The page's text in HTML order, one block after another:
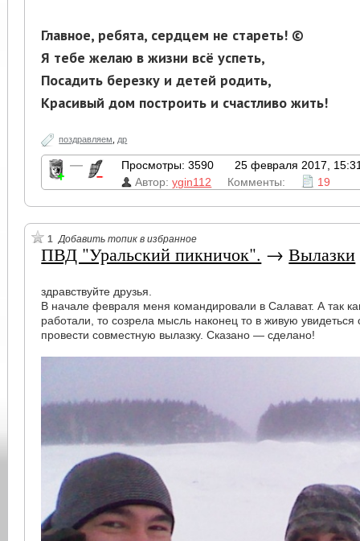
Главное, ребята, сердцем не стареть! ©
Я тебе желаю в жизни всё успеть,
Посадить березку и детей родить,
Красивый дом построить и счастливо жить!
поздравляем др
— Просмотры: 3590
25 февраля 2017,
Автор:ygin112 Комменты: 19
1 Добавить топик в избранное
ПВД "Уральский пикничок". →Вылазки
здравствуйте друзья.
В начале февраля меня командировали в Салават. А так
работали, то созрела мысль наконец то в живую
провести совместную вылазку. Сказано — сделано!